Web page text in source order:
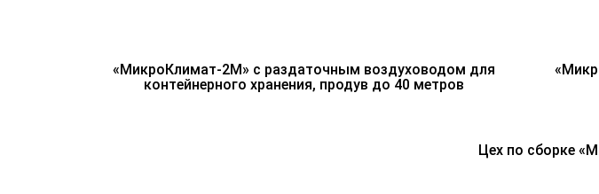
«МикроКлимат-2М» с раздаточным воздуховодом для
контейнерного хранения, продув до 40 метров
Цех по сборке